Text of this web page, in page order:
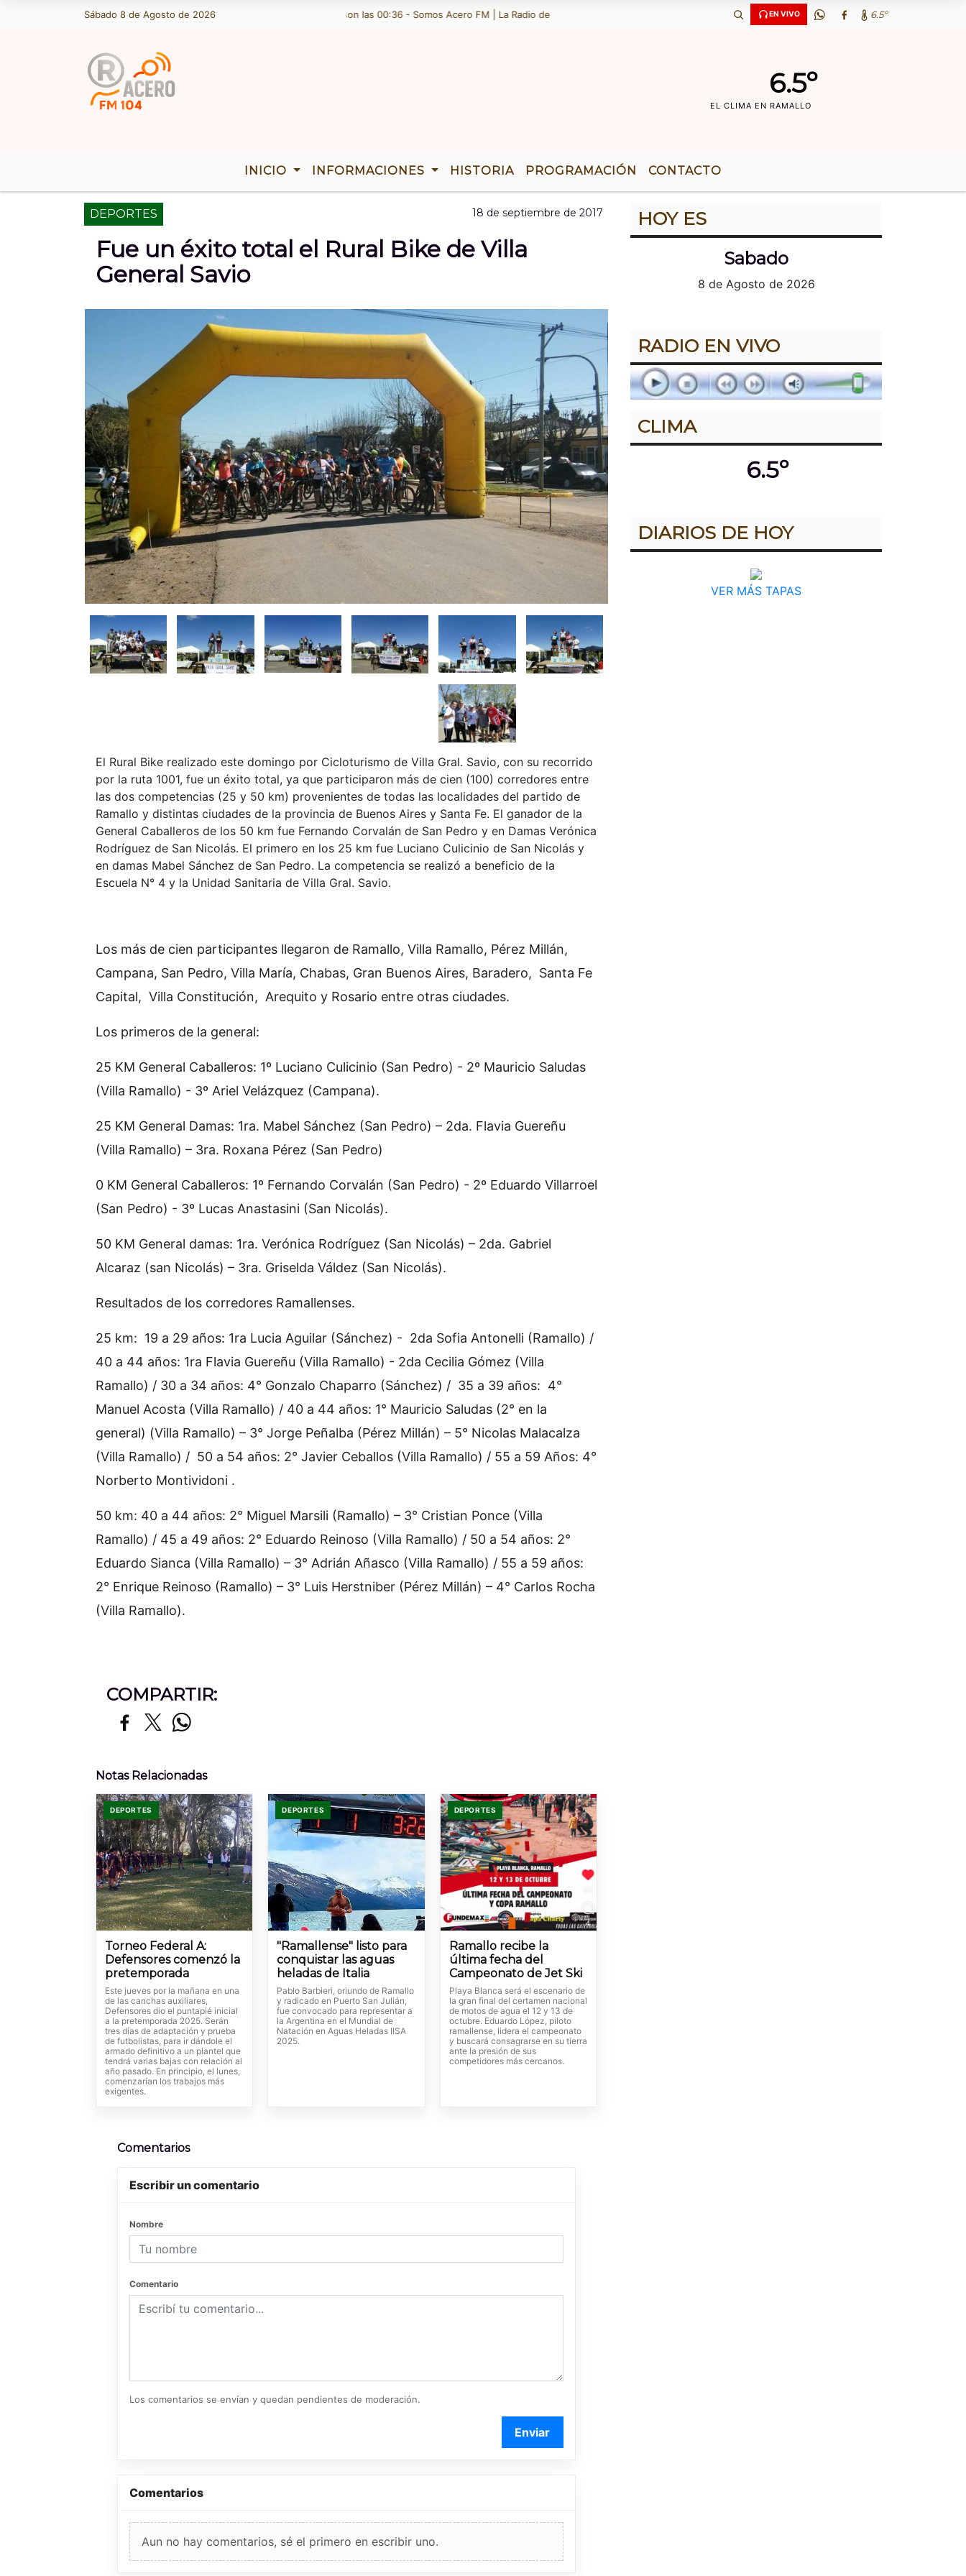
Sábado 8 de Agosto de 2026
Hoy es Sábado 8 de Agosto de 2026 y son las 00:36 - Somos Acero FM | La Radio de Ramallo | TENEMOS 36 AÃ‘OS DE RADIO | EN VIVO 6.5º
6.5º
EL CLIMA EN RAMALLO
INICIO INFORMACIONES HISTORIA PROGRAMACIÓN CONTACTO
DEPORTES 18 de septiembre de 2017
Fue un éxito total el Rural Bike de Villa
General Savio
El Rural Bike realizado este domingo por Cicloturismo de Villa Gral. Savio, con su recorrido
por la ruta 1001, fue un éxito total, ya que participaron más de cien (100) corredores entre
las dos competencias (25 y 50 km) provenientes de todas las localidades del partido de
Ramallo y distintas ciudades de la provincia de Buenos Aires y Santa Fe. El ganador de la
General Caballeros de los 50 km fue Fernando Corvalán de San Pedro y en Damas Verónica
Rodríguez de San Nicolás. El primero en los 25 km fue Luciano Culicinio de San Nicolás y
en damas Mabel Sánchez de San Pedro. La competencia se realizó a beneficio de la
Escuela N° 4 y la Unidad Sanitaria de Villa Gral. Savio.
Los más de cien participantes llegaron de Ramallo, Villa Ramallo, Pérez Millán,
Campana, San Pedro, Villa María, Chabas, Gran Buenos Aires, Baradero, Santa Fe
Capital, Villa Constitución, Arequito y Rosario entre otras ciudades.
Los primeros de la general:
25 KM General Caballeros: 1º Luciano Culicinio (San Pedro) - 2º Mauricio Saludas
(Villa Ramallo) - 3º Ariel Velázquez (Campana).
25 KM General Damas: 1ra. Mabel Sánchez (San Pedro) – 2da. Flavia Guereñu
(Villa Ramallo) – 3ra. Roxana Pérez (San Pedro)
0 KM General Caballeros: 1º Fernando Corvalán (San Pedro) - 2º Eduardo Villarroel
(San Pedro) - 3º Lucas Anastasini (San Nicolás).
50 KM General damas: 1ra. Verónica Rodríguez (San Nicolás) – 2da. Gabriel
Alcaraz (san Nicolás) – 3ra. Griselda Váldez (San Nicolás).
Resultados de los corredores Ramallenses.
25 km: 19 a 29 años: 1ra Lucia Aguilar (Sánchez) - 2da Sofia Antonelli (Ramallo) /
40 a 44 años: 1ra Flavia Guereñu (Villa Ramallo) - 2da Cecilia Gómez (Villa
Ramallo) / 30 a 34 años: 4° Gonzalo Chaparro (Sánchez) / 35 a 39 años: 4°
Manuel Acosta (Villa Ramallo) / 40 a 44 años: 1° Mauricio Saludas (2° en la
general) (Villa Ramallo) – 3° Jorge Peñalba (Pérez Millán) – 5° Nicolas Malacalza
(Villa Ramallo) / 50 a 54 años: 2° Javier Ceballos (Villa Ramallo) / 55 a 59 Años: 4°
Norberto Montividoni .
50 km: 40 a 44 años: 2° Miguel Marsili (Ramallo) – 3° Cristian Ponce (Villa
Ramallo) / 45 a 49 años: 2° Eduardo Reinoso (Villa Ramallo) / 50 a 54 años: 2°
Eduardo Sianca (Villa Ramallo) – 3° Adrián Añasco (Villa Ramallo) / 55 a 59 años:
2° Enrique Reinoso (Ramallo) – 3° Luis Herstniber (Pérez Millán) – 4° Carlos Rocha
(Villa Ramallo).
COMPARTIR:
Notas Relacionadas
DEPORTES
Torneo Federal A:
Defensores comenzó la
pretemporada
Este jueves por la mañana en una
de las canchas auxiliares,
Defensores dio el puntapié inicial
a la pretemporada 2025. Serán
tres días de adaptación y prueba
de futbolistas, para ir dándole el
armado definitivo a un plantel que
tendrá varias bajas con relación al
año pasado. En principio, el lunes,
comenzarían los trabajos más
exigentes.
DEPORTES
"Ramallense" listo para
conquistar las aguas
heladas de Italia
Pablo Barbieri, oriundo de Ramallo
y radicado en Puerto San Julián,
fue convocado para representar a
la Argentina en el Mundial de
Natación en Aguas Heladas IISA
2025.
DEPORTES
Ramallo recibe la
última fecha del
Campeonato de Jet Ski
Playa Blanca será el escenario de
la gran final del certamen nacional
de motos de agua el 12 y 13 de
octubre. Eduardo López, piloto
ramallense, lidera el campeonato
y buscará consagrarse en su tierra
ante la presión de sus
competidores más cercanos.
Comentarios
Escribir un comentario
Nombre
Comentario
Los comentarios se envían y quedan pendientes de moderación.
Enviar
Comentarios
Aun no hay comentarios, sé el primero en escribir uno.
HOY ES
Sabado
8 de Agosto de 2026
RADIO EN VIVO
CLIMA
6.5º
DIARIOS DE HOY
VER MÁS TAPAS